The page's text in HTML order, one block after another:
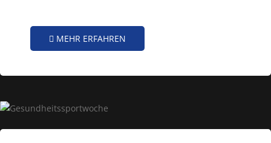
MEHR ERFAHREN